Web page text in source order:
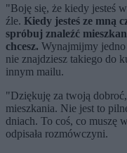
"Boję się, że kiedy jesteś
źle. Kiedy jesteś ze mną
spróbuj znaleźć
chcesz. Wynajmijmy jedno
nie znajdziesz takiego do
innym mailu.
"Dziękuję za twoją
mieszkania. Nie jest to
dniach. To coś, co muszę
odpisała rozmówczyni.